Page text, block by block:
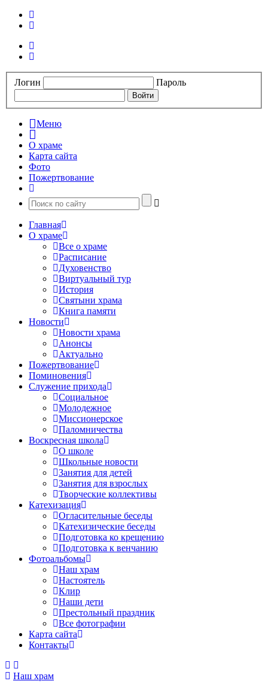
Логин Пароль
Меню
О храме
Карта сайта
Фото
Пожертвование
Главная
О храме
Все о храме
Расписание
Духовенство
Виртуальный тур
История
Святыни храма
Книга памяти
Новости
Новости храма
Анонсы
Актуально
Пожертвование
Поминовения
Служение прихода
Социальное
Молодежное
Миссионерское
Паломничества
Воскресная школа
О школе
Школьные новости
Занятия для детей
Занятия для взрослых
Творческие коллективы
Катехизация
Огласительные беседы
Катехизические беседы
Подготовка ко крещению
Подготовка к венчанию
Фотоальбомы
Наш храм
Настоятель
Клир
Наши дети
Престольный праздник
Все фотографии
Карта сайта
Контакты
Наш храм